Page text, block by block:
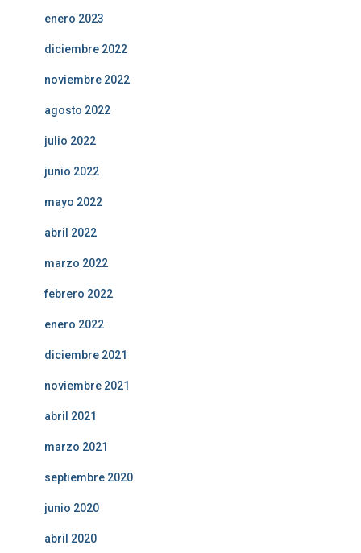
enero 2023
diciembre 2022
noviembre 2022
agosto 2022
julio 2022
junio 2022
mayo 2022
abril 2022
marzo 2022
febrero 2022
enero 2022
diciembre 2021
noviembre 2021
abril 2021
marzo 2021
septiembre 2020
junio 2020
abril 2020